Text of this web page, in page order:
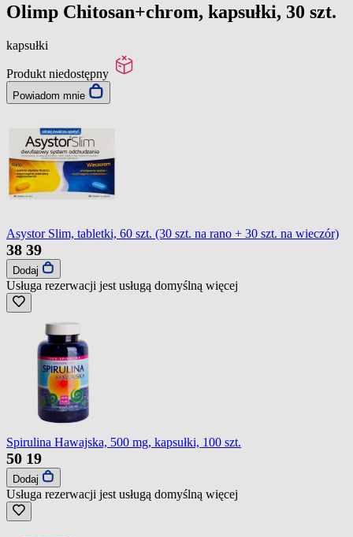
Olimp Chitosan+chrom, kapsułki, 30 szt.
kapsułki
Produkt niedostępny
Powiadom mnie
Asystor Slim, tabletki, 60 szt. (30 szt. na rano + 30 szt. na wieczór)
38 39
Dodaj
Usługa rezerwacji jest usługą domyślną więcej
Spirulina Hawajska, 500 mg, kapsułki, 100 szt.
50 19
Dodaj
Usługa rezerwacji jest usługą domyślną więcej